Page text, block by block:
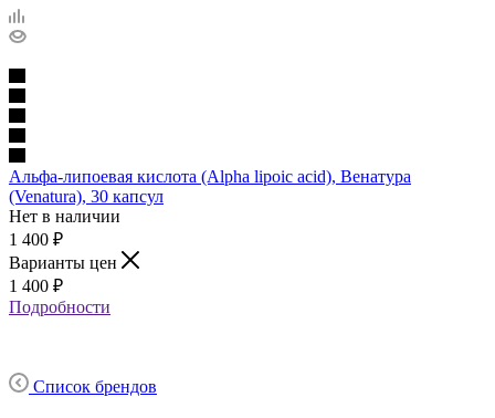
Альфа-липоевая кислота (Alpha lipoic acid), Венатура
(Venatura), 30 капсул
Нет в наличии
1 400 ₽
Варианты цен
1 400 ₽
Подробности
Список брендов